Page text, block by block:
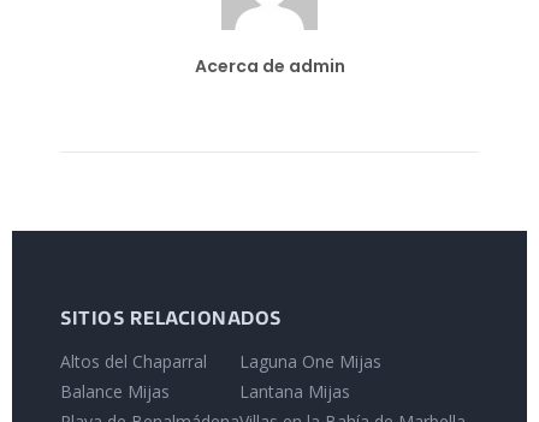
Acerca de admin
SITIOS RELACIONADOS
Altos del Chaparral
Balance Mijas
Laguna One Mijas
Lantana Mijas